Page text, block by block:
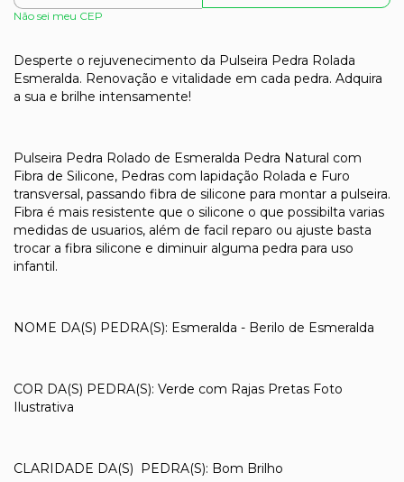
Não sei meu CEP
Desperte o rejuvenecimento da Pulseira Pedra Rolada
Esmeralda. Renovação e vitalidade em cada pedra. Adquira
a sua e brilhe intensamente!
Pulseira Pedra Rolado de Esmeralda Pedra Natural com
Fibra de Silicone, Pedras com lapidação Rolada e Furo
transversal, passando fibra de silicone para montar a pulseira.
Fibra é mais resistente que o silicone o que possibilta varias
medidas de usuarios, além de facil reparo ou ajuste basta
trocar a fibra silicone e diminuir alguma pedra para uso
infantil.
NOME DA(S) PEDRA(S): Esmeralda - Berilo de Esmeralda
COR DA(S) PEDRA(S): Verde com Rajas Pretas Foto
Ilustrativa
CLARIDADE DA(S) PEDRA(S): Bom Brilho